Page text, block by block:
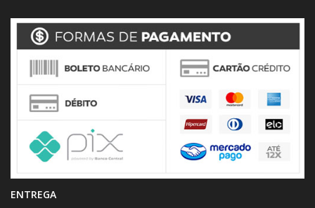
ENTREGA